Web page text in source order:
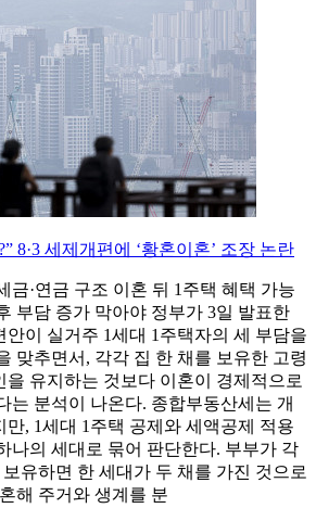
8·3 세제개편에 ‘황혼이혼’ 조장 논란
금·연금 구조 이혼 뒤 1주택 혜택 가능
부담 증가 막아야 정부가 3일 발표한
안이 실거주 1세대 1주택자의 세 부담을
맞추면서, 각각 집 한 채를 보유한 고령
을 유지하는 것보다 이혼이 경제적으로
는 분석이 나온다. 종합부동산세는 개
만, 1세대 1주택 공제와 세액공제 적용
나의 세대로 묶어 판단한다. 부부가 각
유하면 한 세대가 두 채를 가진 것으로
해 주거와 생계를 분